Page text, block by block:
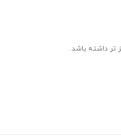
تر داشته باشد .